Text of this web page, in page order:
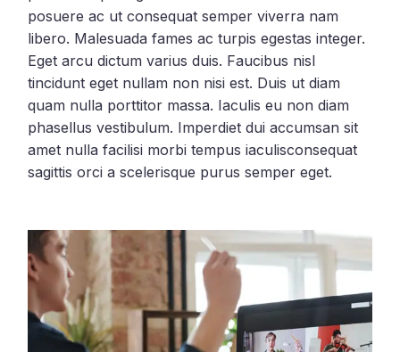
posuere ac ut consequat semper viverra nam
libero. Malesuada fames ac turpis egestas integer.
Eget arcu dictum varius duis. Faucibus nisl
tincidunt eget nullam non nisi est. Duis ut diam
quam nulla porttitor massa. Iaculis eu non diam
phasellus vestibulum. Imperdiet dui accumsan sit
amet nulla facilisi morbi tempus iaculisconsequat
sagittis orci a scelerisque purus semper eget.